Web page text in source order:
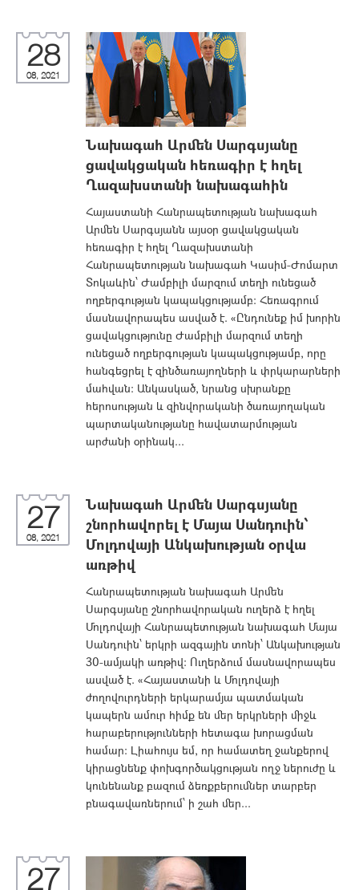
28
08, 2021
Նախագահ Արմեն Սարգսյանը
ցավակցական հեռագիր է հղել
Ղազախստանի նախագահին
Հայաստանի Հանրապետության նախագահ
Արմեն Սարգսյանն այսօր ցավակցական
հեռագիր է հղել Ղազախստանի
Հանրապետության նախագահ Կասիմ-Ժոմարտ
Տոկաևին՝ Ժամբիլի մարզում տեղի ունեցած
ողբերգության կապակցությամբ: Հեռագրում
մասնավորապես ասված է. «Ընդունեք իմ խորին
ցավակցությունը Ժամբիլի մարզում տեղի
ունեցած ողբերգության կապակցությամբ, որը
հանգեցրել է զինծառայողների և փրկարարների
մահվան: Անկասկած, նրանց սխրանքը
հերոսության և զինվորականի ծառայողական
պարտականությանը հավատարմության
արժանի օրինակ...
27
08, 2021
Նախագահ Արմեն Սարգսյանը
շնորհավորել է Մայա Սանդուին՝
Մոլդովայի Անկախության օրվա
առթիվ
Հանրապետության նախագահ Արմեն
Սարգսյանը շնորհավորական ուղերձ է հղել
Մոլդովայի Հանրապետության նախագահ Մայա
Սանդուին՝ երկրի ազգային տոնի՝ Անկախության
30-ամյակի առթիվ: Ուղերձում մասնավորապես
ասված է. «Հայաստանի և Մոլդովայի
ժողովուրդների երկարամյա պատմական
կապերն ամուր հիմք են մեր երկրների միջև
հարաբերությունների հետագա խորացման
համար։ Լիահույս եմ, որ համատեղ ջանքերով
կիրացնենք փոխգործակցության ողջ ներուժը և
կունենանք բազում ձեռքբերումներ տարբեր
բնագավառներում՝ ի շահ մեր...
27